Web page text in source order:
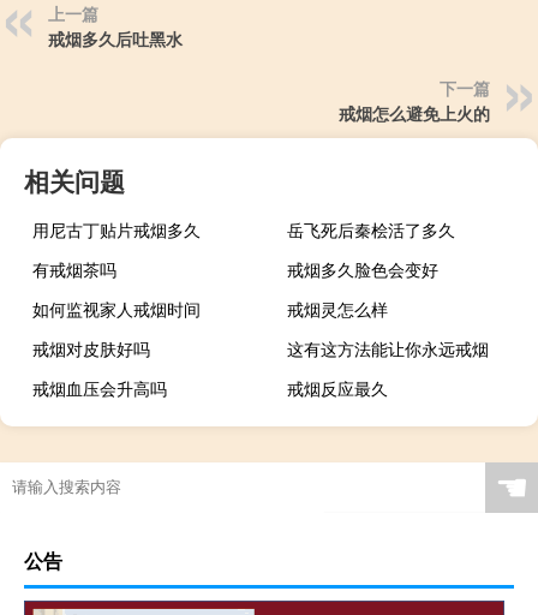
上一篇
戒烟多久后吐黑水
下一篇
戒烟怎么避免上火的
相关问题
用尼古丁贴片戒烟多久
岳飞死后秦桧活了多久
有戒烟茶吗
戒烟多久脸色会变好
如何监视家人戒烟时间
戒烟灵怎么样
戒烟对皮肤好吗
这有这方法能让你永远戒烟
戒烟血压会升高吗
戒烟反应最久
☚
公告